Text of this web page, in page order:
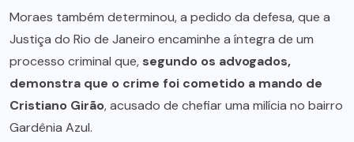
Moraes também determinou, a pedido da defesa, que a
Justiça do Rio de Janeiro encaminhe a íntegra de um
processo criminal que, segundo os advogados,
demonstra que o crime foi cometido a mando de
Cristiano Girão, acusado de chefiar uma milícia no bairro
Gardênia Azul.